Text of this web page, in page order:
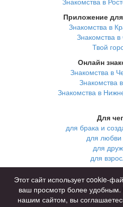
Приложение
Знакомства в
Знакомства
Твой
Онлайн
Знакомства в
Знакомства
Знакомства в
Для
для брака и
для любви
для
для
за 40
за 60
для
Этот сайт использует cookie-
ваш просмотр более удобным.
нашим сайтом, вы